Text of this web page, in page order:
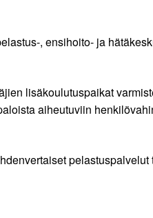
, ensihoito- ja
lisäkoulutuspaikat
aiheutuviin